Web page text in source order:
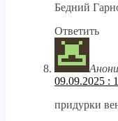
Бедний
Ответить
09.09.2025 :
придурки